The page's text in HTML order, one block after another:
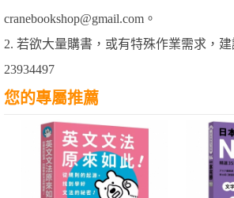
cranebookshop@gmail.com。
2. 若欲大量購書，或有特殊作業需求，
23934497
您的專屬推薦